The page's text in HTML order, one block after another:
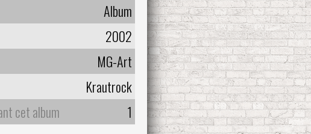
Album
2002
MG-Art
Krautrock
cet album
1